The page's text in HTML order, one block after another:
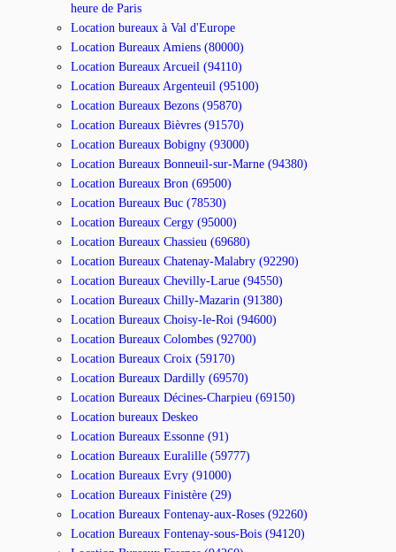
heure de Paris
Location bureaux à Val d'Europe
Location Bureaux Amiens (80000)
Location Bureaux Arcueil (94110)
Location Bureaux Argenteuil (95100)
Location Bureaux Bezons (95870)
Location Bureaux Bièvres (91570)
Location Bureaux Bobigny (93000)
Location Bureaux Bonneuil-sur-Marne (94380)
Location Bureaux Bron (69500)
Location Bureaux Buc (78530)
Location Bureaux Cergy (95000)
Location Bureaux Chassieu (69680)
Location Bureaux Chatenay-Malabry (92290)
Location Bureaux Chevilly-Larue (94550)
Location Bureaux Chilly-Mazarin (91380)
Location Bureaux Choisy-le-Roi (94600)
Location Bureaux Colombes (92700)
Location Bureaux Croix (59170)
Location Bureaux Dardilly (69570)
Location Bureaux Décines-Charpieu (69150)
Location bureaux Deskeo
Location Bureaux Essonne (91)
Location Bureaux Euralille (59777)
Location Bureaux Evry (91000)
Location Bureaux Finistère (29)
Location Bureaux Fontenay-aux-Roses (92260)
Location Bureaux Fontenay-sous-Bois (94120)